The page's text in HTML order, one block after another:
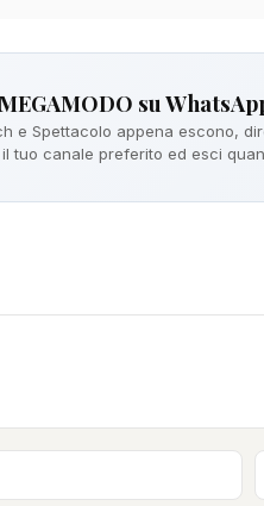
su
e Spettacolo appena escono,
tuo canale preferito ed esci